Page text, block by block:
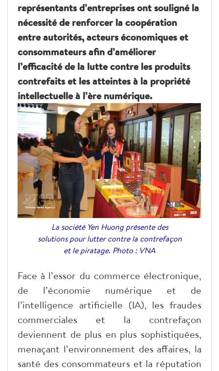
représentants d’entreprises ont souligné la
nécessité de renforcer la coopération
entre autorités, acteurs économiques et
consommateurs afin d’améliorer
l’efficacité de la lutte contre les produits
contrefaits et les atteintes à la propriété
intellectuelle à l’ère numérique.
La société Yen Huong présente des
solutions pour lutter contre la contrefaçon
et le piratage. Photo : VNA
Face à l’essor du commerce électronique,
de l’économie numérique et de
l’intelligence artificielle (IA), les fraudes
commerciales et la contrefaçon
deviennent de plus en plus sophistiquées,
menaçant l’environnement des affaires, la
santé des consommateurs et la réputation